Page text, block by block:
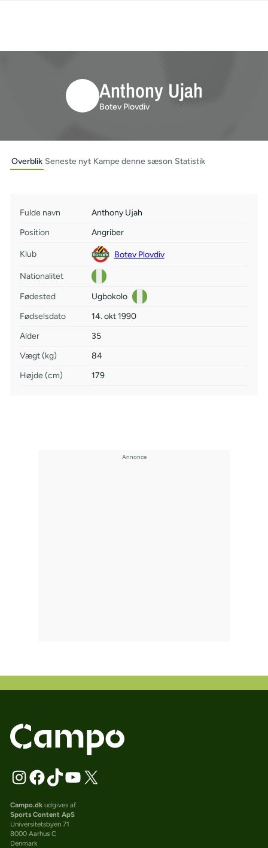
Anthony Ujah
Botev Plovdiv
Overblik Seneste nyt Kampe denne sæson Statistik
Fulde navn
Anthony Ujah
Position
Angriber
Klub Botev Plovdiv
Nationalitet
Fødested
Ugbokolo
Fødselsdato
14. okt 1990
Alder
35
Vægt (kg)
84
Højde (cm)
179
Campo.dkudgives af
Sports Content ApS
Universitetsbyen 71
8000 Aarhus C
Denmark